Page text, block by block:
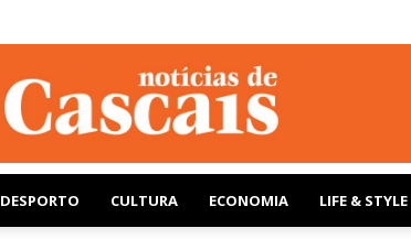
Notícias
DESPORTO CULTURA ECONOMIA LIFE & STYLE